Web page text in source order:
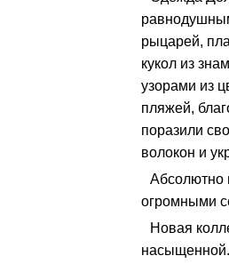
рыцарей,
кукол из
узорами из
пляжей,
поразили
волокон и
Абсолютно
огромными
Новая